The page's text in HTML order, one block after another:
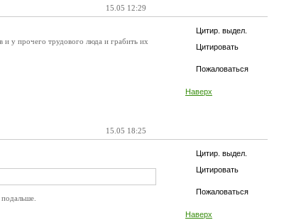
15.05 12:29
Цитир. выдел.
Цитировать
Пожаловаться
Наверх
и у прочего трудового люда и грабить их
15.05 18:25
Цитир. выдел.
Цитировать
Пожаловаться
Наверх